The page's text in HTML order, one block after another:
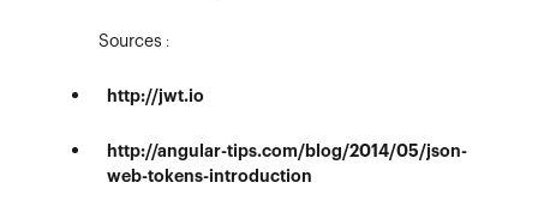
Sources :
http://jwt.io
http://angular-tips.com/blog/2014/05/json-
web-tokens-introduction